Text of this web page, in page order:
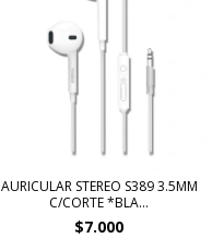
AURICULAR STEREO S389 3.5MM
C/CORTE *BLA...
$7.000